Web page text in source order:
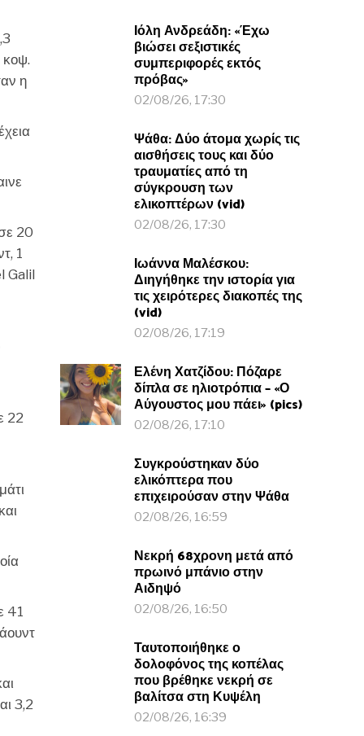
κοψ.
η
20
1
Galil
22
41
3,2
Ιόλη Ανδρεάδη: «Έχω
βιώσει σεξιστικές
συμπεριφορές εκτός
πρόβας»
02/08/26, 17:30
Ψάθα: Δύο άτομα χωρίς τις
αισθήσεις τους και δύο
τραυματίες από τη
σύγκρουση των
ελικοπτέρων (vid)
02/08/26, 17:30
Ιωάννα Μαλέσκου:
Διηγήθηκε την ιστορία για
τις χειρότερες διακοπές της
(vid)
02/08/26, 17:19
Ελένη Χατζίδου: Πόζαρε
δίπλα σε ηλιοτρόπια – «Ο
Αύγουστος μου πάει» (pics)
02/08/26, 17:10
Συγκρούστηκαν δύο
ελικόπτερα που
επιχειρούσαν στην Ψάθα
02/08/26, 16:59
Νεκρή 68χρονη μετά από
πρωινό μπάνιο στην
Αιδηψό
02/08/26, 16:50
Ταυτοποιήθηκε ο
δολοφόνος της κοπέλας
που βρέθηκε νεκρή σε
βαλίτσα στη Κυψέλη
02/08/26, 16:39